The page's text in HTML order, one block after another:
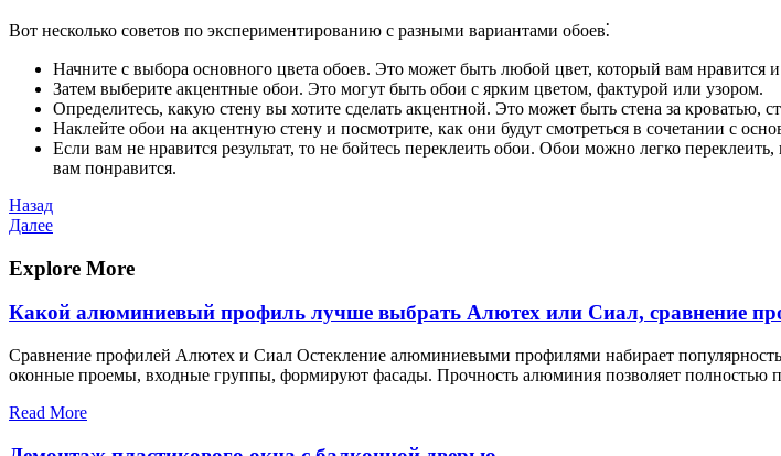
Вот несколько советов по экспериментированию с разными вариантами обоев⁚
Начните с выбора основного цвета обоев. Это может быть любой цвет, который вам нравится
Затем выберите акцентные обои. Это могут быть обои с ярким цветом, фактурой или узором.
Определитесь, какую стену вы хотите сделать акцентной. Это может быть стена за кроватью,
Наклейте обои на акцентную стену и посмотрите, как они будут смотреться в сочетании с
Если вам не нравится результат, то не бойтесь переклеить обои. Обои можно легко
вам понравится.
Навигация
по
записям
Предыдущая
запись
Назад
Следующая
Далее
Explore More
Какой алюминиевый профиль лучше выбрать Алютех или Сиал, сравнение
Сравнение профилей Алютех и Сиал Остекление алюминиевыми профилями набирает
оконные проемы, входные группы, формируют фасады. Прочность алюминия позволяет полностью
Read More